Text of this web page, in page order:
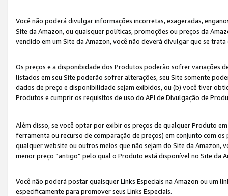
Você não poderá divulgar informações incorretas, exageradas,
Site da Amazon, ou quaisquer políticas, promoções ou preços da
vendido em um Site da Amazon, você não deverá divulgar que se
Os preços e a disponibidade dos Produtos poderão sofrer variações
listados em seu Site poderão sofrer alterações, seu Site somente
dados de preço e disponibilidade sejam exibidos, ou (b) você tiver
Produtos e cumprir os requisitos de uso do API de Divulgação de
Além disso, se você optar por exibir os preços de qualquer Produto
ferramenta ou recurso de comparação de preços) em conjunto com
qualquer website ou outros meios que não sejam do Site da Amazon,
menor preço “antigo” pelo qual o Produto está disponível no Site da
Você não poderá postar quaisquer Links Especiais na Amazon ou um
especificamente para promover seus Links Especiais.